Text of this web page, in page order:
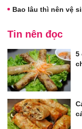
Bao lâu thì nên vệ
Tin nên đọc
5